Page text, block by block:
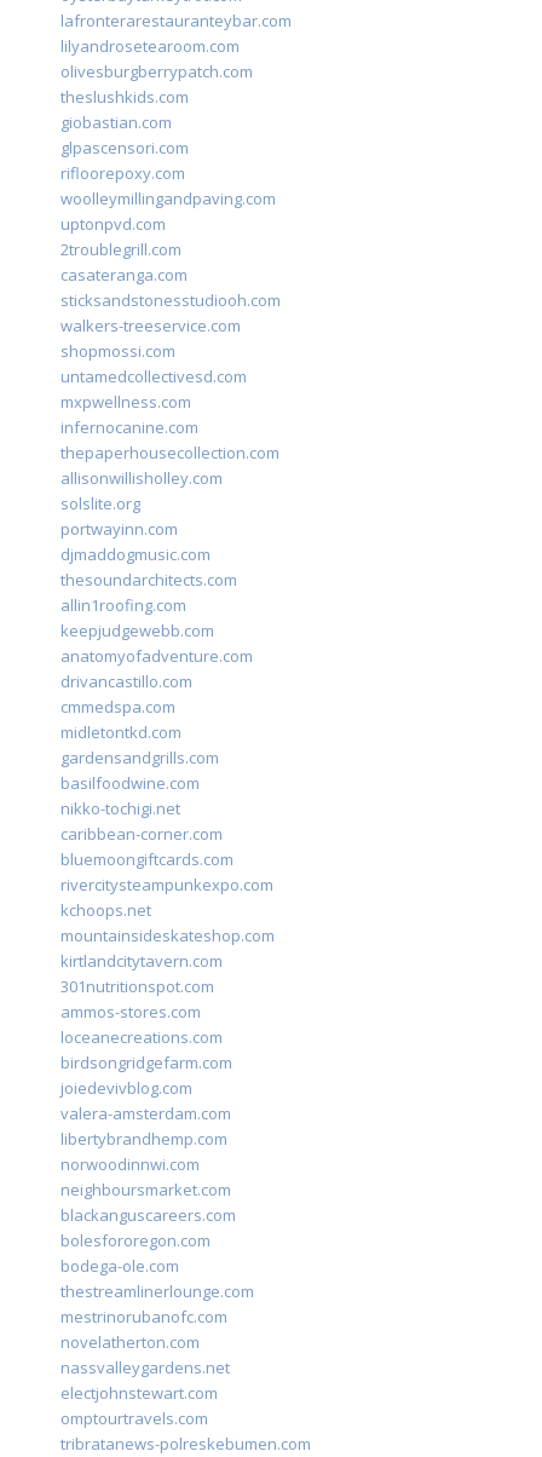
lafronterarestauranteybar.com
lilyandrosetearoom.com
olivesburgberrypatch.com
theslushkids.com
giobastian.com
glpascensori.com
rifloorepoxy.com
woolleymillingandpaving.com
uptonpvd.com
2troublegrill.com
casateranga.com
sticksandstonesstudiooh.com
walkers-treeservice.com
shopmossi.com
untamedcollectivesd.com
mxpwellness.com
infernocanine.com
thepaperhousecollection.com
allisonwillisholley.com
solslite.org
portwayinn.com
djmaddogmusic.com
thesoundarchitects.com
allin1roofing.com
keepjudgewebb.com
anatomyofadventure.com
drivancastillo.com
cmmedspa.com
midletontkd.com
gardensandgrills.com
basilfoodwine.com
nikko-tochigi.net
caribbean-corner.com
bluemoongiftcards.com
rivercitysteampunkexpo.com
kchoops.net
mountainsideskateshop.com
kirtlandcitytavern.com
301nutritionspot.com
ammos-stores.com
loceanecreations.com
birdsongridgefarm.com
joiedevivblog.com
valera-amsterdam.com
libertybrandhemp.com
norwoodinnwi.com
neighboursmarket.com
blackanguscareers.com
bolesfororegon.com
bodega-ole.com
thestreamlinerlounge.com
mestrinorubanofc.com
novelatherton.com
nassvalleygardens.net
electjohnstewart.com
omptourtravels.com
tribratanews-polreskebumen.com